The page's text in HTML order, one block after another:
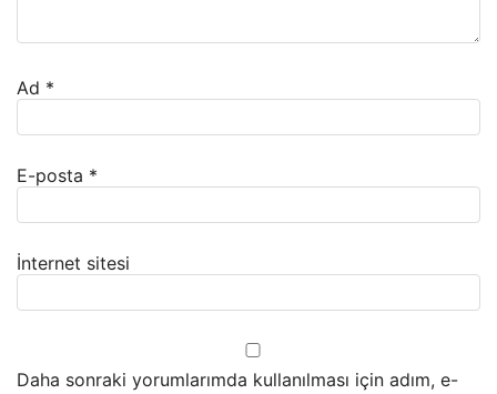
Ad *
E-posta *
İnternet sitesi
Daha sonraki yorumlarımda kullanılması için adım, e-